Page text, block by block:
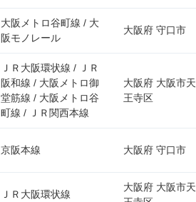
大阪メトロ谷町線 / 大
阪モノレール
大阪府 守口市
ＪＲ大阪環状線 / ＪＲ
阪和線 / 大阪メトロ御
堂筋線 / 大阪メトロ谷
町線 / ＪＲ関西本線
大阪府 大阪市天
王寺区
京阪本線 大阪府 守口市
ＪＲ大阪環状線
大阪府 大阪市天